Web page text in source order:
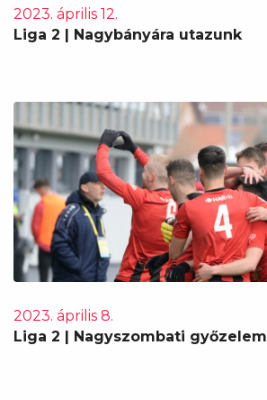
2023. április 12.
Liga 2 | Nagybányára utazunk
2023. április 8.
Liga 2 | Nagyszombati győzelem